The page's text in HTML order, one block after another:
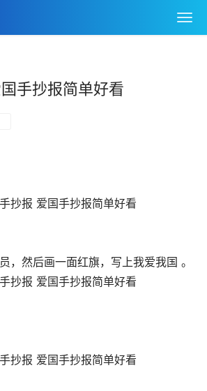
手抄报简单好看
，然后画一面红旗，写上我爱我国 。